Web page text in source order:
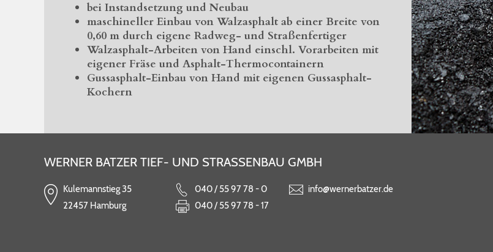
bei Instandsetzung und Neubau
maschineller Einbau von Walzasphalt ab einer Breite von
0,60 m durch eigene Radweg- und Straßenfertiger
Walzasphalt-Arbeiten von Hand einschl. Vorarbeiten mit
eigener Fräse und Asphalt-Thermocontainern
Gussasphalt-Einbau von Hand mit eigenen Gussasphalt-
Kochern
WERNER BATZER TIEF- UND STRASSENBAU GMBH
Kulemannstieg 35
22457 Hamburg
040 / 55 97 78 - 0
040 / 55 97 78 - 17
info@wernerbatzer.de